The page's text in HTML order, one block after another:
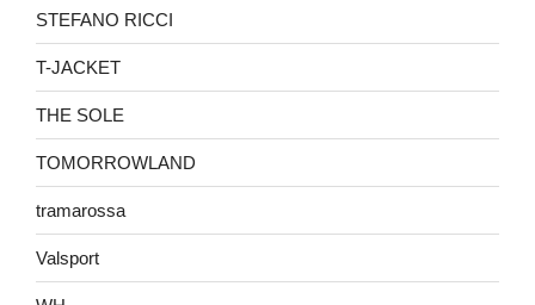
STEFANO RICCI
T-JACKET
THE SOLE
TOMORROWLAND
tramarossa
Valsport